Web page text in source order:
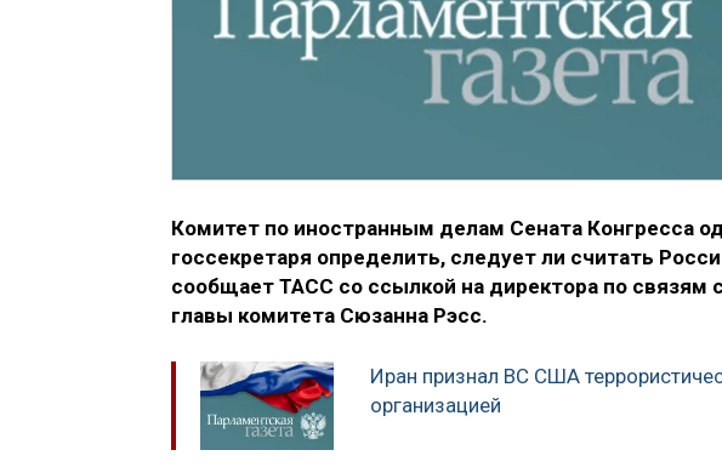
Комитет по иностранным делам Сената Конгресса
госсекретаря определить, следует ли считать
сообщает ТАСС со ссылкой на директора по связям
главы комитета Сюзанна Рэсс.
Иран признал ВС США
организацией